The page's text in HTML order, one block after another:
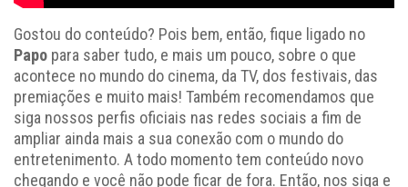
Gostou do conteúdo? Pois bem, então, fique ligado no
Papo para saber tudo, e mais um pouco, sobre o que
acontece no mundo do cinema, da TV, dos festivais, das
premiações e muito mais! Também recomendamos que
siga nossos perfis oficiais nas redes sociais a fim de
ampliar ainda mais a sua conexão com o mundo do
entretenimento. A todo momento tem conteúdo novo
chegando e você não pode ficar de fora. Então, nos siga e